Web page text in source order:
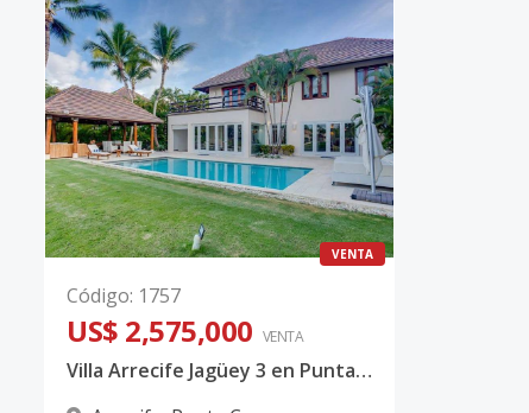
VENTA
Código: 1757
US$ 2,575,000 VENTA
Villa Arrecife Jagüey 3 en Puntacana Resort & Club | Residencia de Lujo con Vista al Campo de Golf en Punta Cana